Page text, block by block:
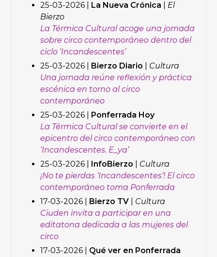
25-03-2026 |
La Nueva Crónica
El
Bierzo
La Térmica Cultural acoge una jornada
sobre circo contemporáneo dentro del
ciclo ‘Incandescentes’
25-03-2026 |
Bierzo Diario
Cultura
Una jornada reúne reflexión y práctica
escénica en torno al circo
contemporáneo
25-03-2026 | Ponferrada Hoy
La Térmica Cultural se convierte en el
epicentro del circo contemporáneo con
‘Incandescentes. E_ya’
25-03-2026 | InfoBierzo
Cultura
¡No te pierdas ‘Incandescentes’! El circo
contemporáneo toma Ponferrada
17-03-2026 |
Bierzo TV
Cultura
Ciuden invita a participar en una
editatona dedicada a las mujeres del
circo
17-03-2026 |
Qué ver en Ponferrada